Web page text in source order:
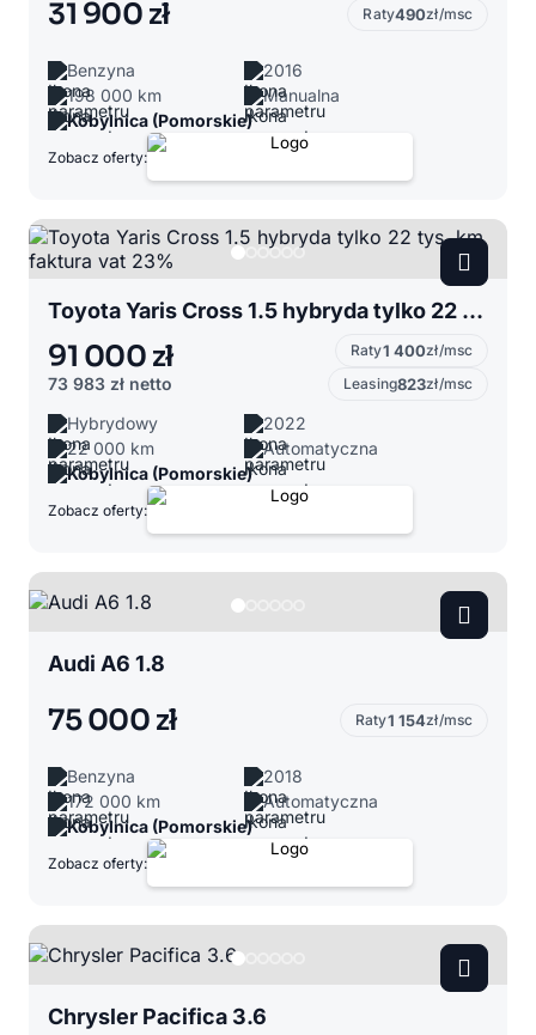
31 900 zł Raty490zł/msc
Benzyna
2016
198 000 km
Manualna
Kobylnica (Pomorskie)
Zobacz oferty:
Toyota Yaris Cross 1.5 hybryda tylko 22 tys. km faktura vat 23%
91 000 zł
73 983 zł netto
Raty1 400zł/msc
Leasing823zł/msc
Hybrydowy
2022
22 000 km
Automatyczna
Kobylnica (Pomorskie)
Zobacz oferty:
Audi A6 1.8
75 000 zł Raty1 154zł/msc
Benzyna
2018
172 000 km
Automatyczna
Kobylnica (Pomorskie)
Zobacz oferty:
Chrysler Pacifica 3.6